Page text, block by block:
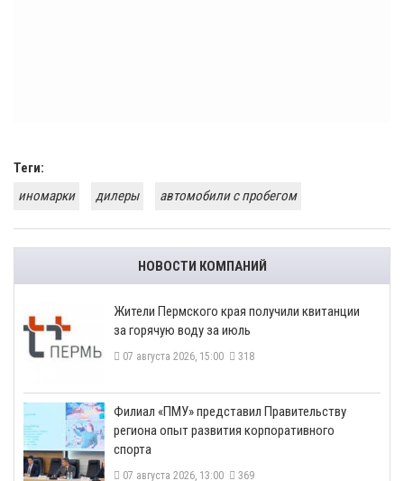
Теги:
иномарки
дилеры автомобили с пробегом
НОВОСТИ КОМПАНИЙ
​Жители Пермского края получили квитанции
за горячую воду за июль
07 августа 2026, 15:00 318
​Филиал «ПМУ» представил Правительству
региона опыт развития корпоративного
спорта
07 августа 2026, 13:00 369